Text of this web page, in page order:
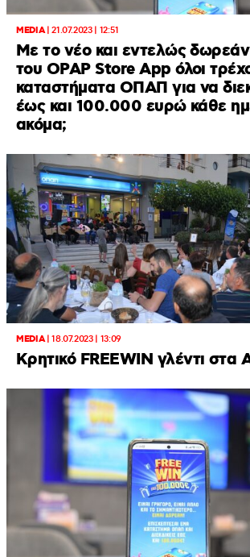
MEDIA|21.07.2023 | 12:51
Με το νέο και εντελώς
του OPAP Store App όλοι
καταστήματα ΟΠΑΠ για να
έως και 100.000 ευρώ κάθε
ακόμα;
MEDIA|18.07.2023 | 13:09
Κρητικό FREEWIN γλέντι στα